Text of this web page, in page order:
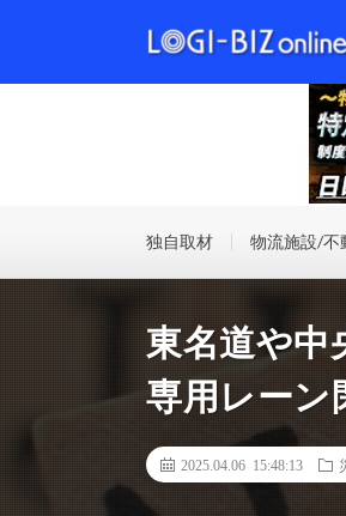
独自取材 物流施設/不
東名道や中
専用レーン
2025.04.06 15:48:13